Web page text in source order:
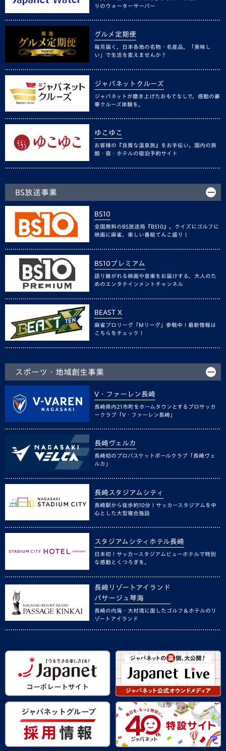
りのウォーターサーバー
グルメ定期便
毎月届く、日本各地の名物・名産品。「美味し
い」で生活を変えませんか？
ジャパネットクルーズ
ジャパネットが磨き上げたおもてなしで、感動の豪
華クルーズ体験を。
ゆこゆこ
お客様の『良質な温泉旅』をお手伝い。国内の旅
館・宿・ホテルの宿泊予約サイト
BS放送事業
BS10
全国無料のBS放送局『BS10』。クイズにゴルフに
映画に麻雀、楽しい番組てんこ盛り！
BS10プレミアム
語り継がれる映画や音楽をお届けする、大人のた
めのエンタテインメントチャンネル
BEAST X
麻雀プロリーグ「Mリーグ」参戦中！最新情報は
こちらをチェック！
スポーツ・地域創生事業
V・ファーレン長崎
長崎県内21市町をホームタウンとするプロサッカ
ークラブ「V・ファーレン長崎」
長崎ヴェルカ
長崎初のプロバスケットボールクラブ「長崎ヴェ
ルカ」
長崎スタジアムシティ
長崎駅から徒歩約10分！サッカースタジアムを中
心とした大型複合施設
スタジアムシティホテル長崎
日本初！サッカースタジアムビューホテルで特別
な感動とくつろぎを。
長崎リゾートアイランド
パサージュ琴海
長崎の内海・大村湾に面したゴルフ＆ホテルのリ
ゾートアイランド